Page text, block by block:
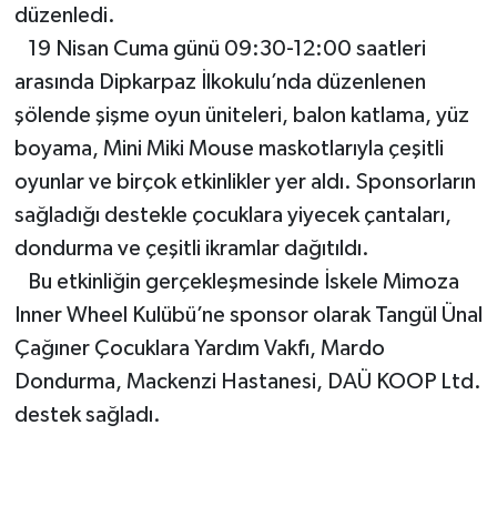
düzenledi.
19 Nisan Cuma günü 09:30-12:00 saatleri
arasında Dipkarpaz İlkokulu’nda düzenlenen
şölende şişme oyun üniteleri, balon katlama, yüz
boyama, Mini Miki Mouse maskotlarıyla çeşitli
oyunlar ve birçok etkinlikler yer aldı. Sponsorların
sağladığı destekle çocuklara yiyecek çantaları,
dondurma ve çeşitli ikramlar dağıtıldı.
Bu etkinliğin gerçekleşmesinde İskele Mimoza
Inner Wheel Kulübü’ne sponsor olarak Tangül Ünal
Çağıner Çocuklara Yardım Vakfı, Mardo
Dondurma, Mackenzi Hastanesi, DAÜ KOOP Ltd.
destek sağladı.